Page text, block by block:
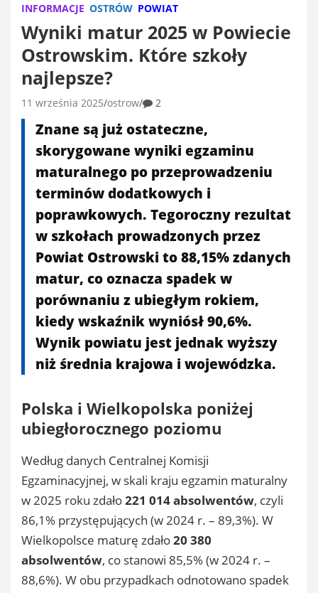
INFORMACJE OSTRÓW POWIAT
Wyniki matur 2025 w Powiecie
Ostrowskim. Które szkoły
najlepsze?
11 września 2025 ostrow 2
Znane są już ostateczne,
skorygowane wyniki egzaminu
maturalnego po przeprowadzeniu
terminów dodatkowych i
poprawkowych. Tegoroczny rezultat
w szkołach prowadzonych przez
Powiat Ostrowski to 88,15% zdanych
matur, co oznacza spadek w
porównaniu z ubiegłym rokiem,
kiedy wskaźnik wyniósł 90,6%.
Wynik powiatu jest jednak wyższy
niż średnia krajowa i wojewódzka.
Polska i Wielkopolska poniżej
ubiegłorocznego poziomu
Według danych Centralnej Komisji
Egzaminacyjnej, w skali kraju egzamin maturalny
w 2025 roku zdało221 014 absolwentów, czyli
86,1% przystępujących (w 2024 r. – 89,3%). W
Wielkopolsce maturę zdało20 380
absolwentów, co stanowi 85,5% (w 2024 r. –
88,6%). W obu przypadkach odnotowano spadek